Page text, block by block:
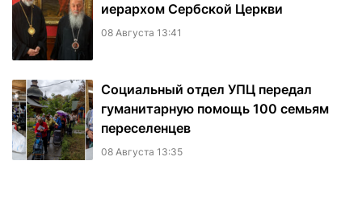
иерархом Сербской Церкви
08 Августа 13:41
Социальный отдел УПЦ передал
гуманитарную помощь 100 семьям
переселенцев
08 Августа 13:35